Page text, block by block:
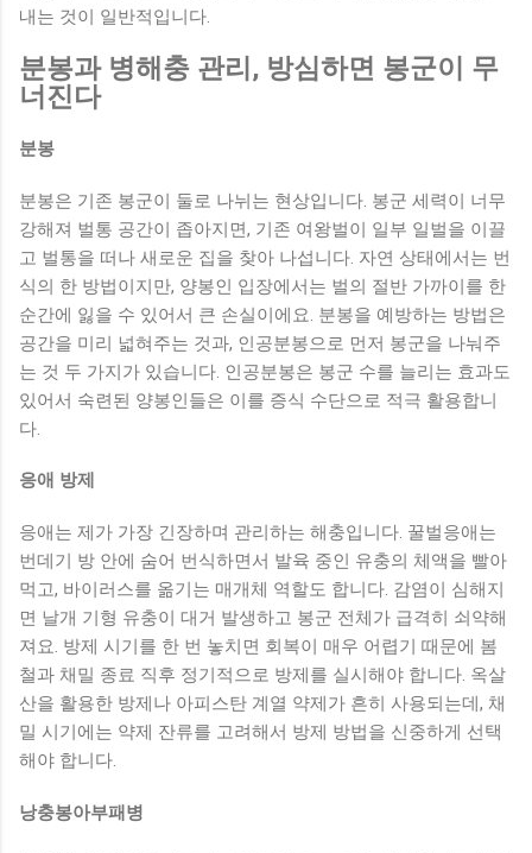
내는 것이 일반적입니다.
분봉과 병해충 관리, 방심하면 봉군이 무
너진다
분봉
분봉은 기존 봉군이 둘로 나뉘는 현상입니다. 봉군 세력이 너무
강해져 벌통 공간이 좁아지면, 기존 여왕벌이 일부 일벌을 이끌
고 벌통을 떠나 새로운 집을 찾아 나섭니다. 자연 상태에서는 번
식의 한 방법이지만, 양봉인 입장에서는 벌의 절반 가까이를 한
순간에 잃을 수 있어서 큰 손실이에요. 분봉을 예방하는 방법은
공간을 미리 넓혀주는 것과, 인공분봉으로 먼저 봉군을 나눠주
는 것 두 가지가 있습니다. 인공분봉은 봉군 수를 늘리는 효과도
있어서 숙련된 양봉인들은 이를 증식 수단으로 적극 활용합니
다.
응애 방제
응애는 제가 가장 긴장하며 관리하는 해충입니다. 꿀벌응애는
번데기 방 안에 숨어 번식하면서 발육 중인 유충의 체액을 빨아
먹고, 바이러스를 옮기는 매개체 역할도 합니다. 감염이 심해지
면 날개 기형 유충이 대거 발생하고 봉군 전체가 급격히 쇠약해
져요. 방제 시기를 한 번 놓치면 회복이 매우 어렵기 때문에 봄
철과 채밀 종료 직후 정기적으로 방제를 실시해야 합니다. 옥살
산을 활용한 방제나 아피스탄 계열 약제가 흔히 사용되는데, 채
밀 시기에는 약제 잔류를 고려해서 방제 방법을 신중하게 선택
해야 합니다.
낭충봉아부패병